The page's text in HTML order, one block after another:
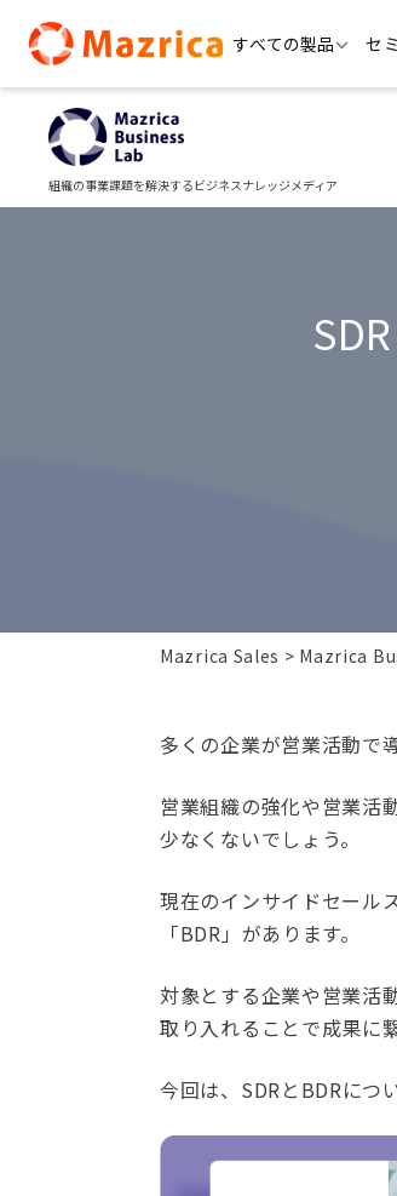
content
すべての製品 セ
組織の事業課題を解決するビジネスナレッジメディア
Mazrica Sales Mazrica
多くの企業が営業活動で
営業組織の強化や営業活
少なくないでしょう。
現在のインサイドセール
「BDR」があります。
対象とする企業や営業活
取り入れることで成果に
今回は、SDRとBDRにつ